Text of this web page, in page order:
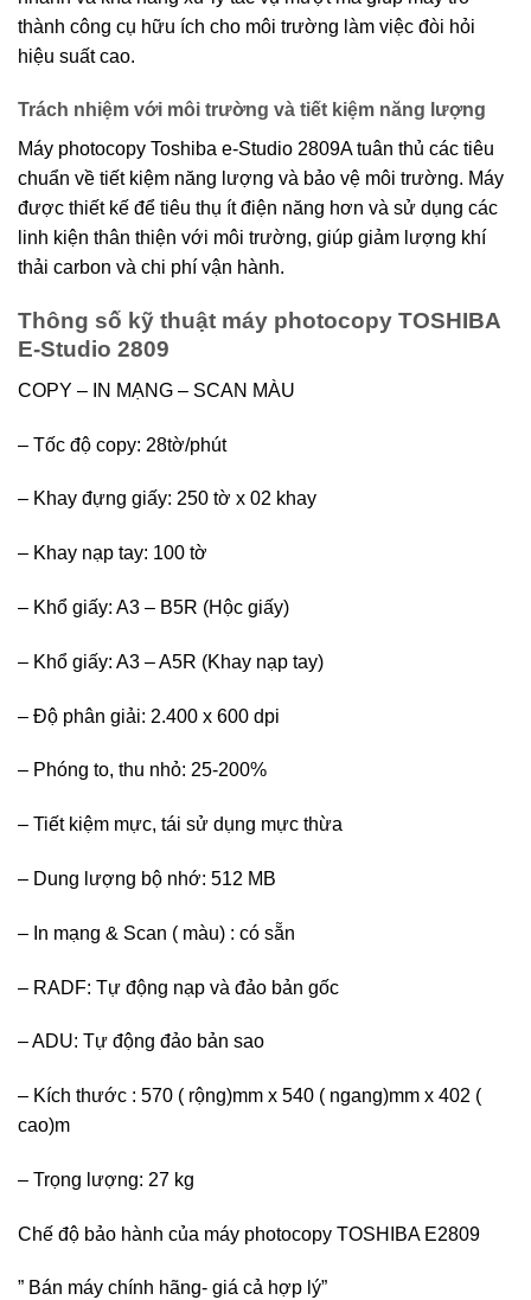
thành công cụ hữu ích cho môi trường làm việc đòi hỏi
hiệu suất cao.
Trách nhiệm với môi trường và tiết kiệm năng lượng
Máy photocopy Toshiba e-Studio 2809A tuân thủ các tiêu
chuẩn về tiết kiệm năng lượng và bảo vệ môi trường. Máy
được thiết kế để tiêu thụ ít điện năng hơn và sử dụng các
linh kiện thân thiện với môi trường, giúp giảm lượng khí
thải carbon và chi phí vận hành.
Thông số kỹ thuật máy photocopy TOSHIBA
E-Studio 2809
COPY – IN MẠNG – SCAN MÀU
– Tốc độ copy: 28tờ/phút
– Khay đựng giấy: 250 tờ x 02 khay
– Khay nạp tay: 100 tờ
– Khổ giấy: A3 – B5R (Hộc giấy)
– Khổ giấy: A3 – A5R (Khay nạp tay)
– Độ phân giải: 2.400 x 600 dpi
– Phóng to, thu nhỏ: 25-200%
– Tiết kiệm mực, tái sử dụng mực thừa
– Dung lượng bộ nhớ: 512 MB
– In mạng & Scan ( màu) : có sẵn
– RADF: Tự động nạp và đảo bản gốc
– ADU: Tự động đảo bản sao
– Kích thước : 570 ( rộng)mm x 540 ( ngang)mm x 402 (
cao)m
– Trọng lượng: 27 kg
Chế độ bảo hành của máy photocopy TOSHIBA E2809
” Bán máy chính hãng- giá cả hợp lý”